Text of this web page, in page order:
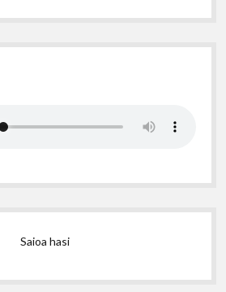
Saioa hasi